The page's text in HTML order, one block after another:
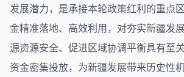
发展潜力，是承接本轮政策红利的重点
金精准落地、高效利用，对夯实新疆发
源资源安全、促进区域协调平衡具有至
资金密集投放，为新疆发展带来历史性机